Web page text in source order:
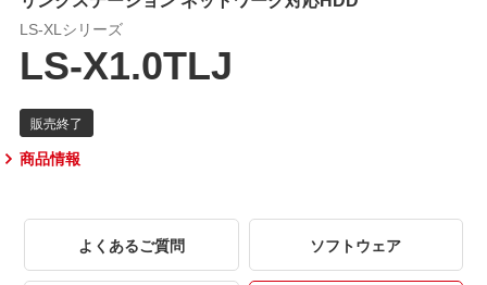
LS-XLシリーズ
LS-X1.0TLJ
商品情報
よくあるご質問 ソフトウェア